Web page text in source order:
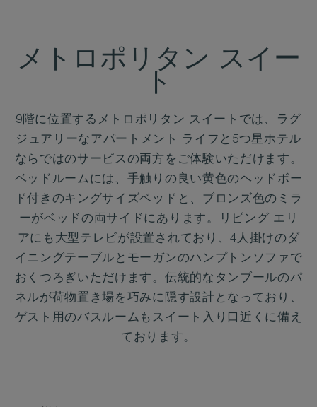
メトロポリタン スイー
ト
9階に位置するメトロポリタン スイートでは、ラグ
ジュアリーなアパートメント ライフと5つ星ホテル
ならではのサービスの両方をご体験いただけます。
ベッドルームには、手触りの良い黄色のヘッドボー
ド付きのキングサイズベッドと、ブロンズ色のミラ
ーがベッドの両サイドにあります。リビング エリ
アにも大型テレビが設置されており、4人掛けのダ
イニングテーブルとモーガンのハンプトンソファで
おくつろぎいただけます。伝統的なタンブールのパ
ネルが荷物置き場を巧みに隠す設計となっており、
ゲスト用のバスルームもスイート入り口近くに備え
ております。